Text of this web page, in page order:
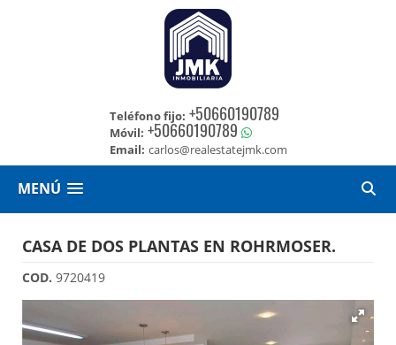
Teléfono fijo: +50660190789
Móvil: +50660190789
Email: carlos@realestatejmk.com
MENÚ
CASA DE DOS PLANTAS EN ROHRMOSER.
COD. 9720419